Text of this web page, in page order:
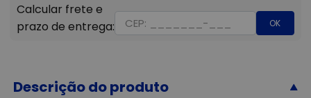
OK
Descrição do produto